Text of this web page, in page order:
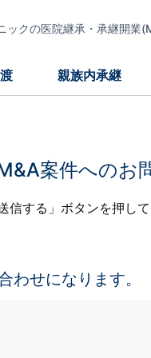
ックの医院継承・承継開業
親族内承継
案件へのお
する」ボタンを押して
わせになります。